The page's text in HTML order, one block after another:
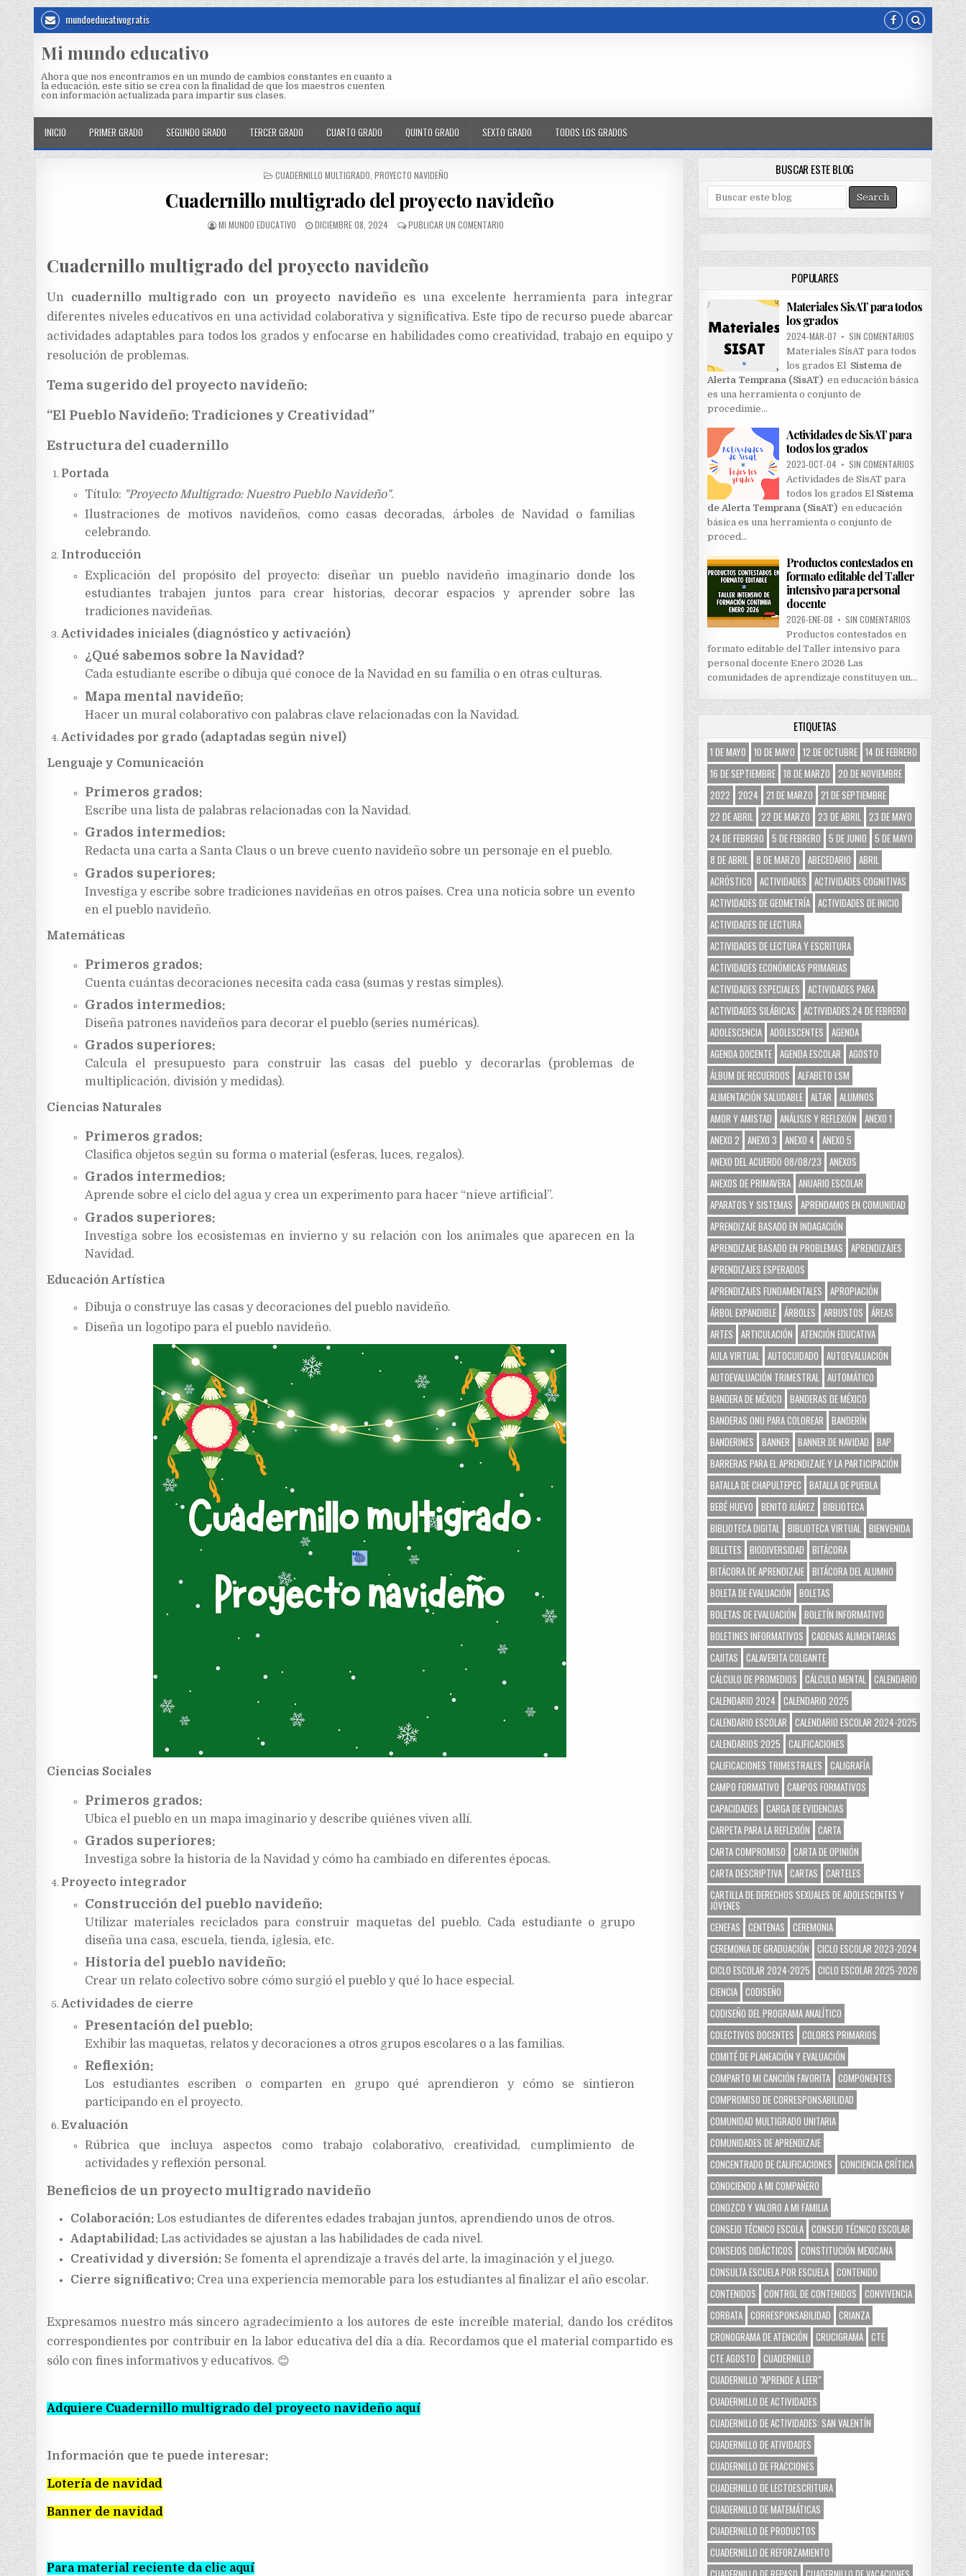
mundoeducativogratis
Mi mundo educativo
Ahora que nos encontramos en un mundo de cambios constantes en cuanto a
la educación, este sitio se crea con la finalidad de que los maestros cuenten
con información actualizada para impartir sus clases.
INICIO PRIMER GRADO SEGUNDO GRADO TERCER GRADO CUARTO GRADO QUINTO GRADO SEXTO GRADO TODOS LOS GRADOS
CUADERNILLO MULTIGRADO PROYECTO NAVIDEÑO
Cuadernillo multigrado del proyecto navideño
MI MUNDO EDUCATIVO DICIEMBRE 08, 2024 PUBLICAR UN COMENTARIO
Cuadernillo multigrado del proyecto navideño
Un cuadernillo multigrado con un proyecto navideñoes una excelente herramienta para integrar
diferentes niveles educativos en una actividad colaborativa y significativa. Este tipo de recurso puede abarcar
actividades adaptables para todos los grados y enfocarse en habilidades como creatividad, trabajo en equipo y
resolución de problemas.
Tema sugerido del proyecto navideño:
“El Pueblo Navideño: Tradiciones y Creatividad”
Estructura del cuadernillo
Portada
Título: "Proyecto Multigrado: Nuestro Pueblo Navideño".
Ilustraciones de motivos navideños, como casas decoradas, árboles de Navidad o familias
celebrando.
Introducción
Explicación del propósito del proyecto: diseñar un pueblo navideño imaginario donde los
estudiantes trabajen juntos para crear historias, decorar espacios y aprender sobre las
tradiciones navideñas.
Actividades iniciales (diagnóstico y activación)
¿Qué sabemos sobre la Navidad?
Cada estudiante escribe o dibuja qué conoce de la Navidad en su familia o en otras culturas.
Mapa mental navideño:
Hacer un mural colaborativo con palabras clave relacionadas con la Navidad.
Actividades por grado (adaptadas según nivel)
Lenguaje y Comunicación
Primeros grados:
Escribe una lista de palabras relacionadas con la Navidad.
Grados intermedios:
Redacta una carta a Santa Claus o un breve cuento navideño sobre un personaje en el pueblo.
Grados superiores:
Investiga y escribe sobre tradiciones navideñas en otros países. Crea una noticia sobre un evento
en el pueblo navideño.
Matemáticas
Primeros grados:
Cuenta cuántas decoraciones necesita cada casa (sumas y restas simples).
Grados intermedios:
Diseña patrones navideños para decorar el pueblo (series numéricas).
Grados superiores:
Calcula el presupuesto para construir las casas del pueblo y decorarlas (problemas de
multiplicación, división y medidas).
Ciencias Naturales
Primeros grados:
Clasifica objetos según su forma o material (esferas, luces, regalos).
Grados intermedios:
Aprende sobre el ciclo del agua y crea un experimento para hacer “nieve artificial”.
Grados superiores:
Investiga sobre los ecosistemas en invierno y su relación con los animales que aparecen en la
Navidad.
Educación Artística
Dibuja o construye las casas y decoraciones del pueblo navideño.
Diseña un logotipo para el pueblo navideño.
Ciencias Sociales
Primeros grados:
Ubica el pueblo en un mapa imaginario y describe quiénes viven allí.
Grados superiores:
Investiga sobre la historia de la Navidad y cómo ha cambiado en diferentes épocas.
Proyecto integrador
Construcción del pueblo navideño:
Utilizar materiales reciclados para construir maquetas del pueblo. Cada estudiante o grupo
diseña una casa, escuela, tienda, iglesia, etc.
Historia del pueblo navideño:
Crear un relato colectivo sobre cómo surgió el pueblo y qué lo hace especial.
Actividades de cierre
Presentación del pueblo:
Exhibir las maquetas, relatos y decoraciones a otros grupos escolares o a las familias.
Reflexión:
Los estudiantes escriben o comparten en grupo qué aprendieron y cómo se sintieron
participando en el proyecto.
Evaluación
Rúbrica que incluya aspectos como trabajo colaborativo, creatividad, cumplimiento de
actividades y reflexión personal.
Beneficios de un proyecto multigrado navideño
Colaboración: Los estudiantes de diferentes edades trabajan juntos, aprendiendo unos de otros.
Adaptabilidad: Las actividades se ajustan a las habilidades de cada nivel.
Creatividad y diversión: Se fomenta el aprendizaje a través del arte, la imaginación y el juego.
Cierre significativo: Crea una experiencia memorable para los estudiantes al finalizar el año escolar.
Expresamos nuestro más sincero agradecimiento a los autores de este increíble material, dando los créditos
correspondientes por contribuir en la labor educativa del día a día. Recordamos que el material compartido es
sólo con fines informativos y educativos. 😊
Adquiere Cuadernillo multigrado del proyecto navideño aquí
Información que te puede interesar:
Lotería de navidad
Banner de navidad
Para material reciente da clic aquí
BUSCAR ESTE BLOG
e
a
r
c
h
o
r
:
POPULARES
Materiales SisAT para todos
los grados
2024-MAR-07 • SIN COMENTARIOS
Materiales SisAT para todos
los grados El Sistema de
Alerta Temprana (SisAT)en educación básica
es una herramienta o conjunto de
procedimie…
Actividades de SisAT para
todos los grados
2023-OCT-04 • SIN COMENTARIOS
Actividades de SisAT para
todos los grados El Sistema
de Alerta Temprana (SisAT)en educación
básica es una herramienta o conjunto de
proced…
Productos contestados en
formato editable del Taller
intensivo para personal
docente
2026-ENE-08 • SIN COMENTARIOS
Productos contestados en
formato editable del Taller intensivo para
personal docente Enero 2026 Las
comunidades de aprendizaje constituyen un…
ETIQUETAS
1 DE MAYO 10 DE MAYO 12 DE OCTUBRE 14 DE FEBRERO
16 DE SEPTIEMBRE 18 DE MARZO 20 DE NOVIEMBRE
2022 2024 21 DE MARZO 21 DE SEPTIEMBRE
22 DE ABRIL 22 DE MARZO 23 DE ABRIL 23 DE MAYO
24 DE FEBRERO 5 DE FEBRERO 5 DE JUNIO 5 DE MAYO
8 DE ABRIL 8 DE MARZO ABECEDARIO ABRIL
ACRÓSTICO ACTIVIDADES ACTIVIDADES COGNITIVAS
ACTIVIDADES DE GEOMETRÍA ACTIVIDADES DE INICIO
ACTIVIDADES DE LECTURA
ACTIVIDADES DE LECTURA Y ESCRITURA
ACTIVIDADES ECONÓMICAS PRIMARIAS
ACTIVIDADES ESPECIALES ACTIVIDADES PARA
ACTIVIDADES SILÁBICAS ACTIVIDADES.24 DE FEBRERO
ADOLESCENCIA ADOLESCENTES AGENDA
AGENDA DOCENTE AGENDA ESCOLAR AGOSTO
ÁLBUM DE RECUERDOS ALFABETO LSM
ALIMENTACIÓN SALUDABLE ALTAR ALUMNOS
AMOR Y AMISTAD ANÁLISIS Y REFLEXIÓN ANEXO 1
ANEXO 2 ANEXO 3 ANEXO 4 ANEXO 5
ANEXO DEL ACUERDO 08/08/23 ANEXOS
ANEXOS DE PRIMAVERA ANUARIO ESCOLAR
APARATOS Y SISTEMAS APRENDAMOS EN COMUNIDAD
APRENDIZAJE BASADO EN INDAGACIÓN
APRENDIZAJE BASADO EN PROBLEMAS APRENDIZAJES
APRENDIZAJES ESPERADOS
APRENDIZAJES FUNDAMENTALES APROPIACIÓN
ÁRBOL EXPANDIBLE ÁRBOLES ARBUSTOS ÁREAS
ARTES ARTICULACIÓN ATENCIÓN EDUCATIVA
AULA VIRTUAL AUTOCUIDADO AUTOEVALUACIÓN
AUTOEVALUACIÓN TRIMESTRAL AUTOMÁTICO
BANDERA DE MÉXICO BANDERAS DE MÉXICO
BANDERAS ONU PARA COLOREAR BANDERÍN
BANDERINES BANNER BANNER DE NAVIDAD BAP
BARRERAS PARA EL APRENDIZAJE Y LA PARTICIPACIÓN
BATALLA DE CHAPULTEPEC BATALLA DE PUEBLA
BEBÉ HUEVO BENITO JUÁREZ BIBLIOTECA
BIBLIOTECA DIGITAL BIBLIOTECA VIRTUAL BIENVENIDA
BILLETES BIODIVERSIDAD BITÁCORA
BITÁCORA DE APRENDIZAJE BITÁCORA DEL ALUMNO
BOLETA DE EVALUACIÓN BOLETAS
BOLETAS DE EVALUACIÓN BOLETÍN INFORMATIVO
BOLETINES INFORMATIVOS CADENAS ALIMENTARIAS
CAJITAS CALAVERITA COLGANTE
CÁLCULO DE PROMEDIOS CÁLCULO MENTAL CALENDARIO
CALENDARIO 2024 CALENDARIO 2025
CALENDARIO ESCOLAR CALENDARIO ESCOLAR 2024-2025
CALENDARIOS 2025 CALIFICACIONES
CALIFICACIONES TRIMESTRALES CALIGRAFÍA
CAMPO FORMATIVO CAMPOS FORMATIVOS
CAPACIDADES CARGA DE EVIDENCIAS
CARPETA PARA LA REFLEXIÓN CARTA
CARTA COMPROMISO CARTA DE OPINIÓN
CARTA DESCRIPTIVA CARTAS CARTELES
CARTILLA DE DERECHOS SEXUALES DE ADOLESCENTES Y
JÓVENES
CENEFAS CENTENAS CEREMONIA
CEREMONIA DE GRADUACIÓN CICLO ESCOLAR 2023-2024
CICLO ESCOLAR 2024-2025 CICLO ESCOLAR 2025-2026
CIENCIA CODISEÑO
CODISEÑO DEL PROGRAMA ANALÍTICO
COLECTIVOS DOCENTES COLORES PRIMARIOS
COMITÉ DE PLANEACIÓN Y EVALUACIÓN
COMPARTO MI CANCIÓN FAVORITA COMPONENTES
COMPROMISO DE CORRESPONSABILIDAD
COMUNIDAD MULTIGRADO UNITARIA
COMUNIDADES DE APRENDIZAJE
CONCENTRADO DE CALIFICACIONES CONCIENCIA CRÍTICA
CONOCIENDO A MI COMPAÑERO
CONOZCO Y VALORO A MI FAMILIA
CONSEJO TÉCNICO ESCOLA CONSEJO TÉCNICO ESCOLAR
CONSEJOS DIDÁCTICOS CONSTITUCIÓN MEXICANA
CONSULTA ESCUELA POR ESCUELA CONTENIDO
CONTENIDOS CONTROL DE CONTENIDOS CONVIVENCIA
CORBATA CORRESPONSABILIDAD CRIANZA
CRONOGRAMA DE ATENCIÓN CRUCIGRAMA CTE
CTE AGOSTO CUADERNILLO
CUADERNILLO "APRENDE A LEER"
CUADERNILLO DE ACTIVIDADES
CUADERNILLO DE ACTIVIDADES: SAN VALENTÍN
CUADERNILLO DE ATIVIDADES
CUADERNILLO DE FRACCIONES
CUADERNILLO DE LECTOESCRITURA
CUADERNILLO DE MATEMÁTICAS
CUADERNILLO DE PRODUCTOS
CUADERNILLO DE REFORZAMIENTO